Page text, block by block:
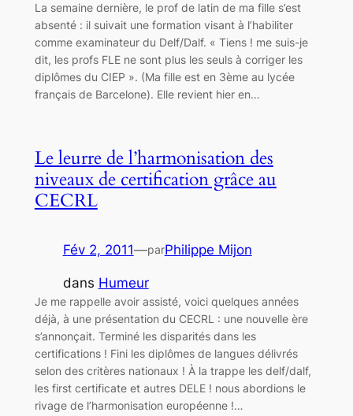
La semaine dernière, le prof de latin de ma fille s’est
absenté : il suivait une formation visant à l’habiliter
comme examinateur du Delf/Dalf. « Tiens ! me suis-je
dit, les profs FLE ne sont plus les seuls à corriger les
diplômes du CIEP ». (Ma fille est en 3ème au lycée
français de Barcelone). Elle revient hier en…
Le leurre de l’harmonisation des
niveaux de certification grâce au
CECRL
Fév 2, 2011—parPhilippe Mijon
dans Humeur
Je me rappelle avoir assisté, voici quelques années
déjà, à une présentation du CECRL : une nouvelle ère
s’annonçait. Terminé les disparités dans les
certifications ! Fini les diplômes de langues délivrés
selon des critères nationaux ! À la trappe les delf/dalf,
les first certificate et autres DELE ! nous abordions le
rivage de l’harmonisation européenne !…